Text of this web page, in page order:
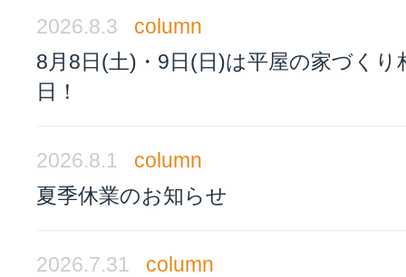
2026.8.3
column
8月8日(土)・9日(日)は平屋の家づくり
日！
2026.8.1
column
夏季休業のお知らせ
2026.7.31
column